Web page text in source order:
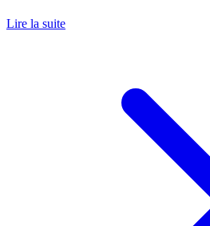
Lire la suite